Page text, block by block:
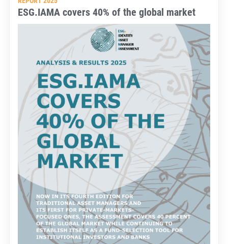
ESG.IAMA covers 40% of the global market